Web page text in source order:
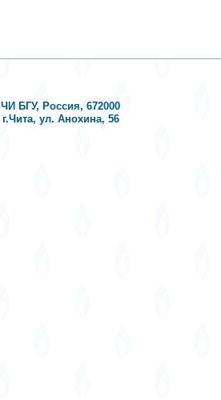
ЧИ БГУ, Россия, 672000
г.Чита, ул. Анохина, 56